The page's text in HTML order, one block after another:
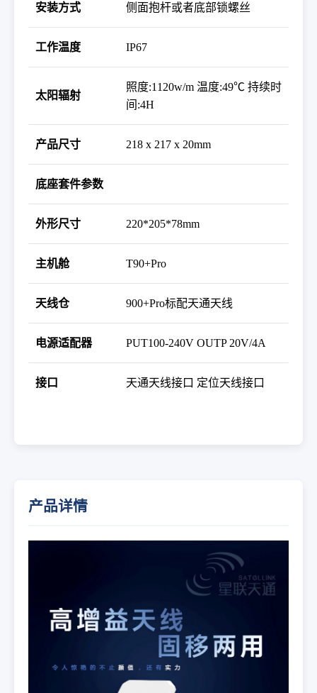
安装方式 侧面抱杆或者底部锁螺丝
工作温度 IP67
太阳辐射
照度:1120w/m 温度:49℃ 持续时
间 :4H
产品尺寸 218 x 217 x 20mm
底座套件参数
外形尺寸 220*205*78mm
主机舱 T90+Pro
天线仓 900+Pro标配天通天线
电源适配器 PUT100-240V OUTP 20V/4A
接口 天通天线接口 定位天线接口
产品详情